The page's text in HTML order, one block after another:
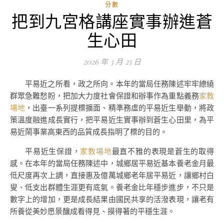
分數
把到九宮格講座實事辦進蒼
生心田
2026 年 3 月 25 日
平易近之所看，政之所向。本年的當局任務陳述牢牢繚繞
群眾急難愁盼，把加大力度社會保證和辦事作為重點義務家教
場地 ，出臺一系列提標擴面、精準務虛的平易近生舉動，將政
策溫度融進成長實行，把平易近生實事辦到蒼生心田里，為平
易近鬧事業高東西的品質成長指明了標的目的。
平易近生保證， 家教場地最直不雅的表現是蒼生的取得
感。在本年的當局任務陳述中，城鄉居平易近基本養老金月最
低尺度再次上調，直接惠及億萬城鄉老年居平易近，讓鄉村白
叟、低支出群體生涯更有底氣。養老金比年穩步進步，不只是
數字上的增加，更是成長結果由國民共享的活潑表現，讓老有
所養從美妙愿景釀成看得見、摸得著的平穩生涯。